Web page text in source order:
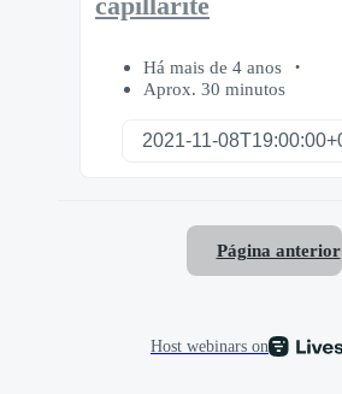
capillarité
Há mais de 4 anos
Aprox. 30 minutos
Página anterior
Host webinars on